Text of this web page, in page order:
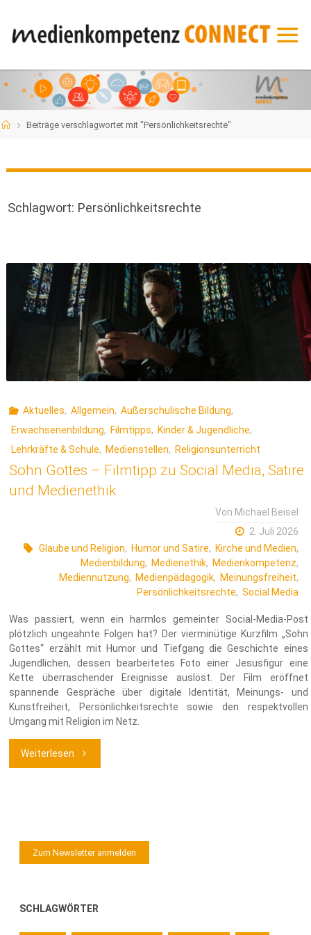
springen
StartBeiträge verschlagwortet mit "Persönlichkeitsrechte"
Schlagwort: Persönlichkeitsrechte
Aktuelles, Allgemein, Außerschulische Bildung,
Erwachsenenbildung, Filmtipps, Kinder & Jugendliche,
Lehrkräfte & Schule, Medienstellen, Religionsunterricht
Sohn Gottes – Filmtipp zu Social Media, Satire
und Medienethik
Von Michael Beisel
2. Juli 2026
Glaube und Religion, Humor und Satire, Kirche und Medien,
Medienbildung, Medienethik, Medienkompetenz,
Mediennutzung, Medienpädagogik, Meinungsfreiheit,
Persönlichkeitsrechte, Social Media
Was passiert, wenn ein harmlos gemeinter Social-Media-Post
plötzlich ungeahnte Folgen hat? Der vierminütige Kurzfilm „Sohn
Gottes“ erzählt mit Humor und Tiefgang die Geschichte eines
Jugendlichen, dessen bearbeitetes Foto einer Jesusfigur eine
Kette überraschender Ereignisse auslöst. Der Film eröffnet
spannende Gespräche über digitale Identität, Meinungs- und
Kunstfreiheit, Persönlichkeitsrechte sowie den respektvollen
Umgang mit Religion im Netz.
Weiterlesen "Sohn
Filmtipp
Zum Newsletter anmelden
SCHLAGWÖRTER